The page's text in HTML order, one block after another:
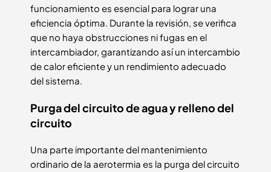
funcionamiento es esencial para lograr una
eficiencia óptima. Durante la revisión, se verifica
que no haya obstrucciones ni fugas en el
intercambiador, garantizando así un intercambio
de calor eficiente y un rendimiento adecuado
del sistema.
Purga del circuito de agua y relleno del
circuito
Una parte importante del mantenimiento
ordinario de la aerotermia es la purga del circuito